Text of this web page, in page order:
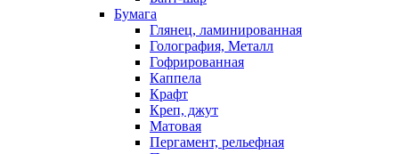
Бумага
Глянец, ламинированная
Голография, Металл
Гофрированная
Каппела
Крафт
Креп, джут
Матовая
Пергамент, рельефная